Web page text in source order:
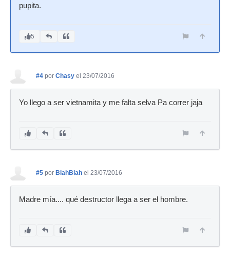
pupita.
5
#4 por Chasy el 23/07/2016
Yo llego a ser vietnamita y me falta selva Pa correr jaja
#5 por BlahBlah el 23/07/2016
Madre mía.... qué destructor llega a ser el hombre.